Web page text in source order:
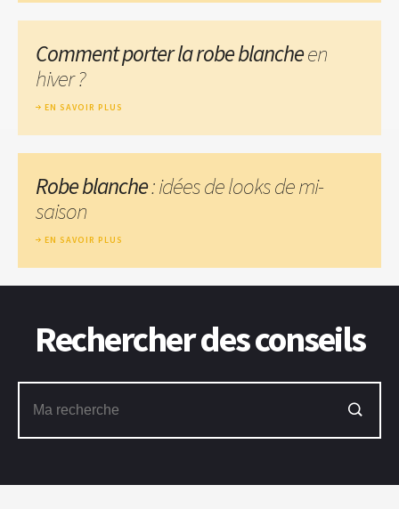
Comment porter la robe blancheen
hiver ?
EN SAVOIR PLUS
Robe blanche: idées de looks de mi-
saison
EN SAVOIR PLUS
Rechercher des conseils